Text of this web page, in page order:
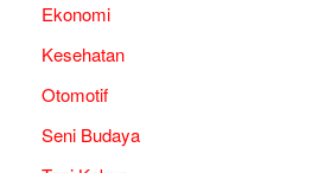
Ekonomi
Kesehatan
Otomotif
Seni Budaya